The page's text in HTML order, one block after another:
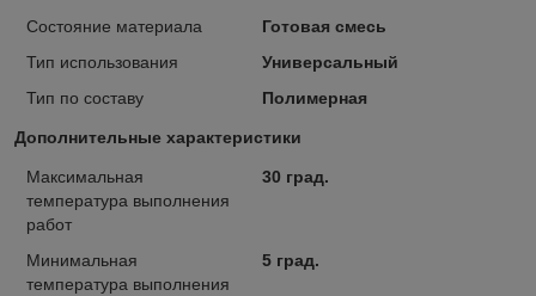
Состояние материала
Готовая смесь
Тип использования
Универсальный
Тип по составу
Полимерная
Дополнительные характеристики
Максимальная
температура выполнения
работ
30 град.
Минимальная
температура выполнения
5 град.